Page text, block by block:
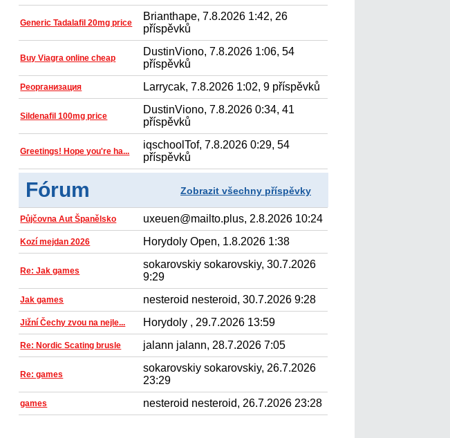
Generic Tadalafil 20mg price
Brianthape, 7.8.2026 1:42, 26
příspěvků
Buy Viagra online cheap
DustinViono, 7.8.2026 1:06, 54
příspěvků
Реорганизация Larrycak, 7.8.2026 1:02, 9 příspěvků
Sildenafil 100mg price
DustinViono, 7.8.2026 0:34, 41
příspěvků
Greetings! Hope you're ha...
iqschoolTof, 7.8.2026 0:29, 54
příspěvků
Fórum Zobrazit všechny příspěvky
Půjčovna Aut Španělsko uxeuen@mailto.plus, 2.8.2026 10:24
Kozí mejdan 2026 Horydoly Open, 1.8.2026 1:38
Re: Jak games
sokarovskiy sokarovskiy, 30.7.2026
9:29
Jak games nesteroid nesteroid, 30.7.2026 9:28
Jižní Čechy zvou na nejle... Horydoly , 29.7.2026 13:59
Re: Nordic Scating brusle jalann jalann, 28.7.2026 7:05
Re: games
sokarovskiy sokarovskiy, 26.7.2026
23:29
games nesteroid nesteroid, 26.7.2026 23:28